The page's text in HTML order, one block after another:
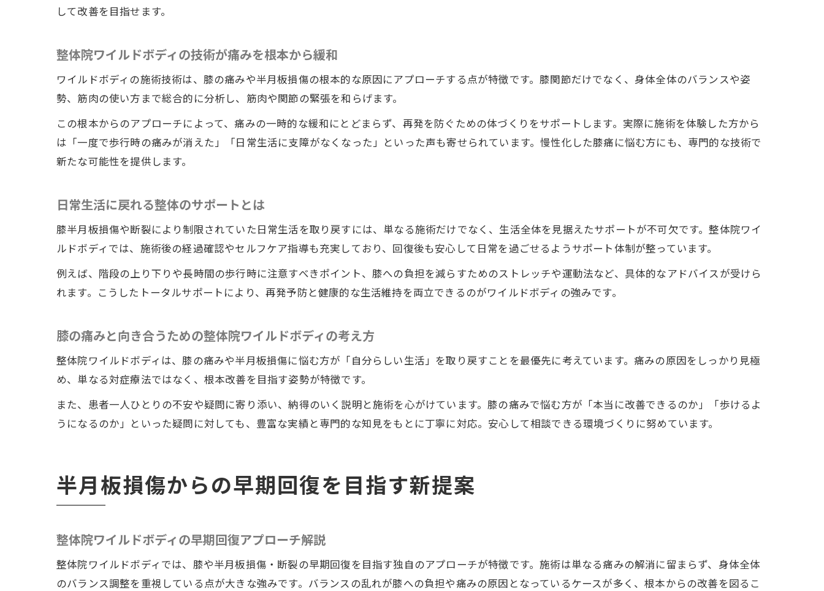
整体院ワイルドボディだからできる即効ケア
手術せずに膝の悩み軽減を叶える方法
整体院ワイルドボディの非手術的アプローチとは
膝半月板断裂にも整体が有効な理由
痛みの根本改善を目指す整体施術の流れ
整体院ワイルドボディで再び自由な歩行を実現
膝半月板損傷後も快適に歩くポイント
整体施術で得られる安心感とその根拠
生活改善に役立つ膝のセルフケア術
して改善を目指せます。
整体院ワイルドボディの技術が痛みを根本から緩和
ワイルドボディの施術技術は、膝の痛みや半月板損傷の根本的な原因にアプローチする点が特徴です。膝関節だけでなく、身体全体のバランスや姿
勢、筋肉の使い方まで総合的に分析し、筋肉や関節の緊張を和らげます。
この根本からのアプローチによって、痛みの一時的な緩和にとどまらず、再発を防ぐための体づくりをサポートします。実際に施術を体験した方から
は「一度で歩行時の痛みが消えた」「日常生活に支障がなくなった」といった声も寄せられています。慢性化した膝痛に悩む方にも、専門的な技術で
新たな可能性を提供します。
日常生活に戻れる整体のサポートとは
膝半月板損傷や断裂により制限されていた日常生活を取り戻すには、単なる施術だけでなく、生活全体を見据えたサポートが不可欠です。整体院ワイ
ルドボディでは、施術後の経過確認やセルフケア指導も充実しており、回復後も安心して日常を過ごせるようサポート体制が整っています。
例えば、階段の上り下りや長時間の歩行時に注意すべきポイント、膝への負担を減らすためのストレッチや運動法など、具体的なアドバイスが受けら
れます。こうしたトータルサポートにより、再発予防と健康的な生活維持を両立できるのがワイルドボディの強みです。
膝の痛みと向き合うための整体院ワイルドボディの考え方
整体院ワイルドボディは、膝の痛みや半月板損傷に悩む方が「自分らしい生活」を取り戻すことを最優先に考えています。痛みの原因をしっかり見極
め、単なる対症療法ではなく、根本改善を目指す姿勢が特徴です。
また、患者一人ひとりの不安や疑問に寄り添い、納得のいく説明と施術を心がけています。膝の痛みで悩む方が「本当に改善できるのか」「歩けるよ
うになるのか」といった疑問に対しても、豊富な実績と専門的な知見をもとに丁寧に対応。安心して相談できる環境づくりに努めています。
半月板損傷からの早期回復を目指す新提案
整体院ワイルドボディの早期回復アプローチ解説
整体院ワイルドボディでは、膝や半月板損傷・断裂の早期回復を目指す独自のアプローチが特徴です。施術は単なる痛みの解消に留まらず、身体全体
のバランス調整を重視している点が大きな強みです。バランスの乱れが膝への負担や痛みの原因となっているケースが多く、根本からの改善を図るこ